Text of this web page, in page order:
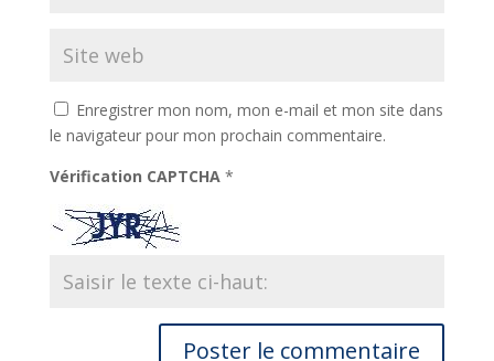
Enregistrer mon nom, mon e-mail et mon site dans
le navigateur pour mon prochain commentaire.
Vérification CAPTCHA *